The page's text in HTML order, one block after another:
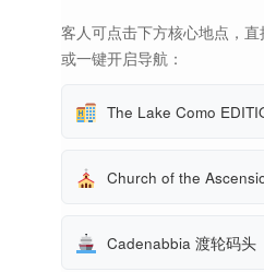
客人可点击下方核心地点，
或一键开启导航：
The Lake Como
Church of the
Cadenabbia 渡轮码头